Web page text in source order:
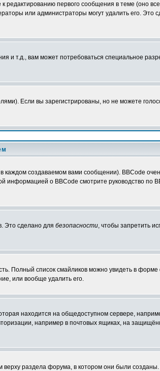
первого сообщения в теме (оно
или администраторы могут удалить его. Это
и т.д., вам может потребоваться специальное
Если вы зарегистрированы, но не можете
создаваемом вами сообщении). BBCode
информацией о BBCode смотрите руководство по
Это сделано для безопасности, чтобы запретить
Полный список смайликов можно увидеть в
или вообще удалить его.
находится на общедоступном сервере,
например в почтовых ящиках, на
раздела форума, в котором они были